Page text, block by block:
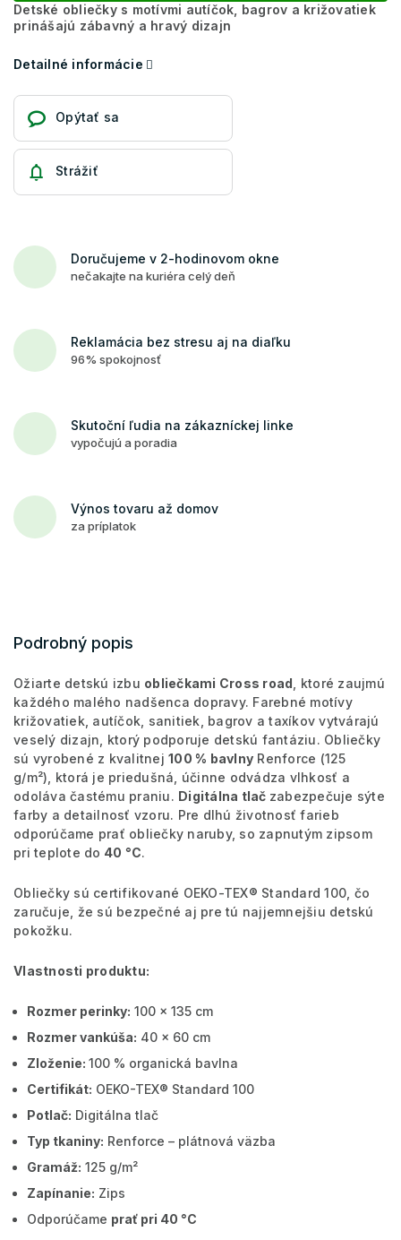
Detské obliečky s motívmi autíčok, bagrov a križovatiek
prinášajú zábavný a hravý dizajn
Detailné informácie
Opýtať sa
Strážiť
Doručujeme v 2-hodinovom okne
nečakajte na kuriéra celý deň
Reklamácia bez stresu aj na diaľku
96% spokojnosť
Skutoční ľudia na zákazníckej linke
vypočujú a poradia
Výnos tovaru až domov
za príplatok
Podrobný popis
Ožiarte detskú izbu obliečkami Cross road , ktoré zaujmú
každého malého nadšenca dopravy. Farebné motívy
križovatiek, autíčok, sanitiek, bagrov a taxíkov vytvárajú
veselý dizajn, ktorý podporuje detskú fantáziu. Obliečky
sú vyrobené z kvalitnej 100 % bavlny Renforce (125
g/m²), ktorá je priedušná, účinne odvádza vlhkosť a
odoláva častému praniu. Digitálna tlač zabezpečuje sýte
farby a detailnosť vzoru. Pre dlhú životnosť farieb
odporúčame prať obliečky naruby, so zapnutým zipsom
pri teplote do 40 °C.
Obliečky sú certifikované OEKO-TEX® Standard 100, čo
zaručuje, že sú bezpečné aj pre tú najjemnejšiu detskú
pokožku.
Vlastnosti produktu:
Rozmer perinky: 100 x 135 cm
Rozmer vankúša: 40 x 60 cm
Zloženie: 100 % organická bavlna
Certifikát: OEKO-TEX® Standard 100
Potlač: Digitálna tlač
Typ tkaniny: Renforce – plátnová väzba
Gramáž: 125 g/m²
Zapínanie: Zips
Odporúčame prať pri 40 °C